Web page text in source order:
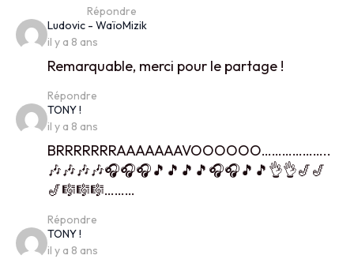
Répondre
Ludovic - WaïoMiziksays:
il y a 8 ans
Remarquable, merci pour le partage !
Répondre
TONY !
il y a 8 ans
BRRRRRRRAAAAAAAVOOOOOO………………..
🎶🎶🎶🎶🎧🎧🎧🎵🎵🎵🎵🎧🎧🎵🎵👌👌🎷🎷
🎷🎼🎼🎼………
Répondre
TONY !
il y a 8 ans